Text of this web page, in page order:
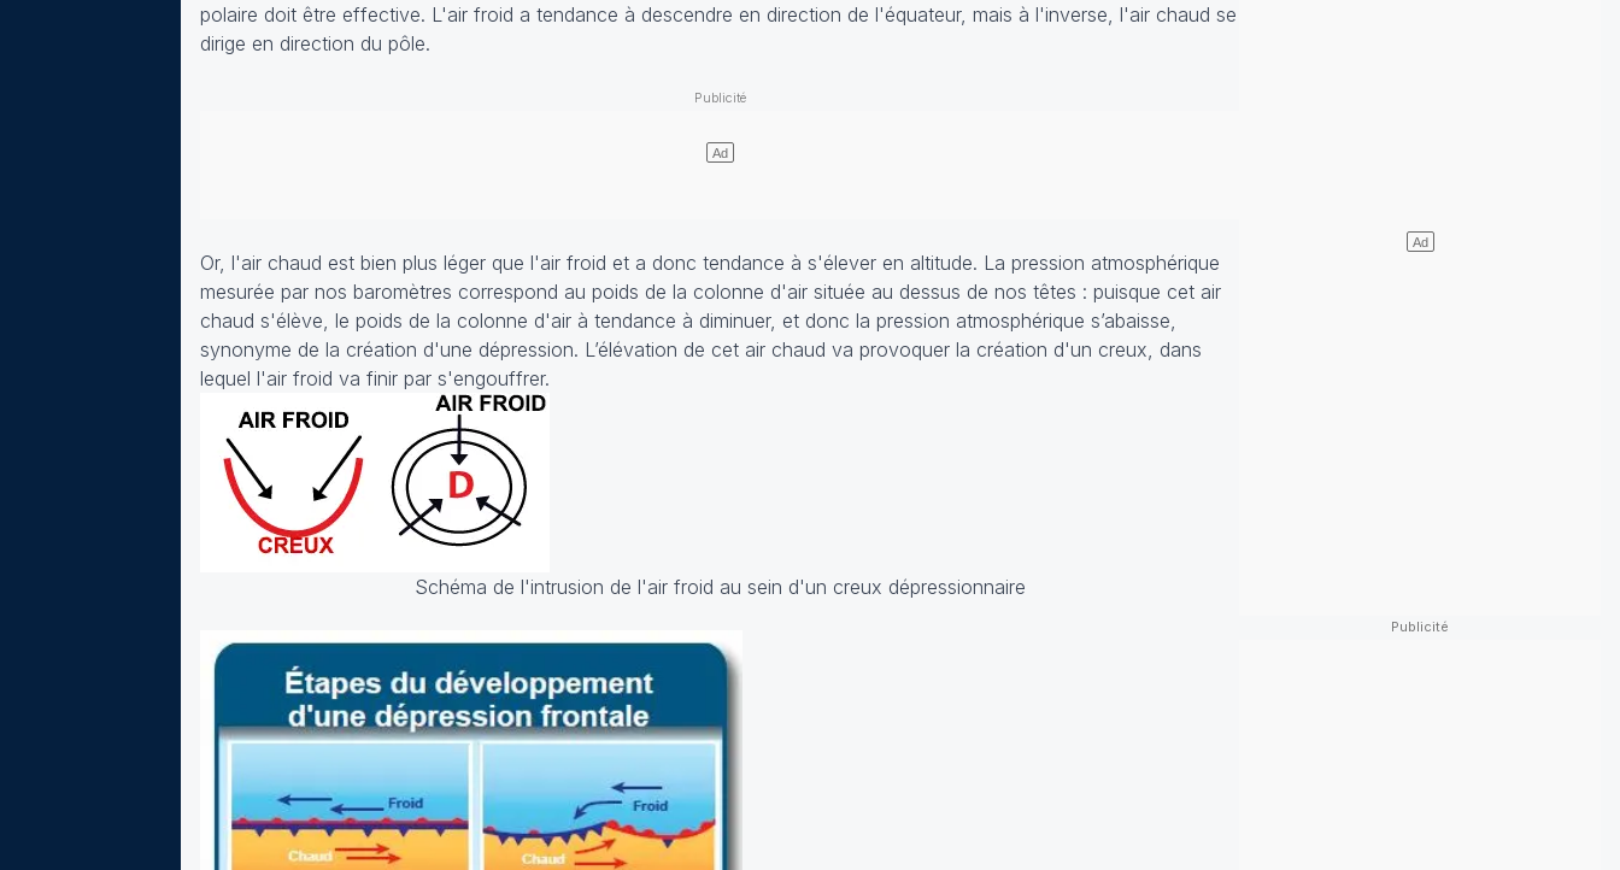
polaire doit être effective. L'air froid a tendance à descendre en direction de l'équateur, mais à l'inverse, l'air chaud se
dirige en direction du pôle.
Or, l'air chaud est bien plus léger que l'air froid et a donc tendance à s'élever en altitude. La pression atmosphérique
mesurée par nos baromètres correspond au poids de la colonne d'air située au dessus de nos têtes : puisque cet air
chaud s'élève, le poids de la colonne d'air à tendance à diminuer, et donc la pression atmosphérique s’abaisse,
synonyme de la création d'une dépression. L’élévation de cet air chaud va provoquer la création d'un creux, dans
lequel l'air froid va finir par s'engouffrer.
Schéma de l'intrusion de l'air froid au sein d'un creux dépressionnaire